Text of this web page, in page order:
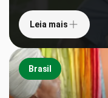
Leia mais
Brasil